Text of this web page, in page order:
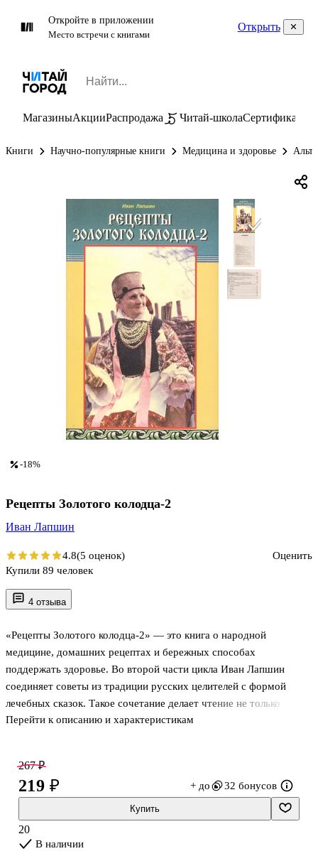
Откройте в приложении
Место встречи с книгами
Открыть
МагазиныАкцииРаспродажа Читай-школаСертификаты
Книги Научно-популярные книги Медицина и здоровье
4 отзыва
«Рецепты Золотого колодца-2» — это книга о народной
медицине, домашних рецептах и бережных способах
поддержать здоровье. Во второй части цикла Иван Лапшин
соединяет советы из традиции русских целителей с формой
лечебных сказок. Такое сочетание делает чтение не только
содержательным, но и образным: здесь речь идёт не о сухом
адресована широкому кругу читателей, которым интересны
народные способы ухода за собой и старые целительские
традиции. Это издание относится к популярной литературе о
народной медицине. Внутри собраны рецепты, связанные с
разными недугами и распространёнными
Перейти к описанию и характеристикам
-18%
Рецепты Золотого колодца-2
Иван Лапшин
4.8(5 оценок)
Оценить
Купили 89 человек
267 ₽
219 ₽ + до 32 бонусов
Купить
20
В наличии